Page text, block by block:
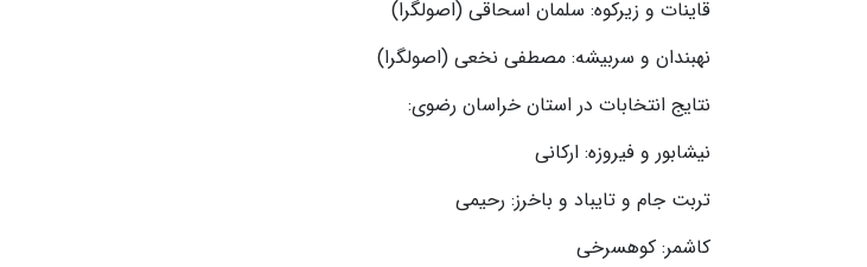
قاینات و زیرکوه: سلمان اسحاقی (اصولگرا)
نهبندان و سربیشه: مصطفی نخعی (اصولگرا)
نتایج انتخابات در استان خراسان رضوی:
نیشابور و فیروزه: ارکانی
تربت جام و تایباد و باخرز: رحیمی
کاشمر: کوهسرخی